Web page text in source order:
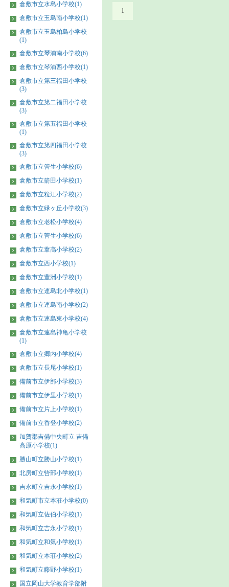
1
倉敷市立水島小学校(1)
倉敷市立玉島南小学校(1)
倉敷市立玉島柏島小学校
(1)
倉敷市立琴浦南小学校(6)
倉敷市立琴浦西小学校(1)
倉敷市立第三福田小学校
(3)
倉敷市立第二福田小学校
(3)
倉敷市立第五福田小学校
(1)
倉敷市立第四福田小学校
(3)
倉敷市立管生小学校(6)
倉敷市立箭田小学校(1)
倉敷市立粒江小学校(2)
倉敷市立緑ヶ丘小学校(3)
倉敷市立老松小学校(4)
倉敷市立菅生小学校(6)
倉敷市立葦高小学校(2)
倉敷市立西小学校(1)
倉敷市立豊洲小学校(1)
倉敷市立連島北小学校(1)
倉敷市立連島南小学校(2)
倉敷市立連島東小学校(4)
倉敷市立連島神亀小学校
(1)
倉敷市立郷内小学校(4)
倉敷市立長尾小学校(1)
備前市立伊部小学校(3)
備前市立伊里小学校(1)
備前市立片上小学校(1)
備前市立香登小学校(2)
加賀郡吉備中央町立 吉備
高原小学校(1)
勝山町立勝山小学校(1)
北房町立呰部小学校(1)
吉永町立吉永小学校(1)
和気町市立本荘小学校(0)
和気町立佐伯小学校(1)
和気町立吉永小学校(1)
和気町立和気小学校(1)
和気町立本荘小学校(2)
和気町立藤野小学校(1)
国立岡山大学教育学部附